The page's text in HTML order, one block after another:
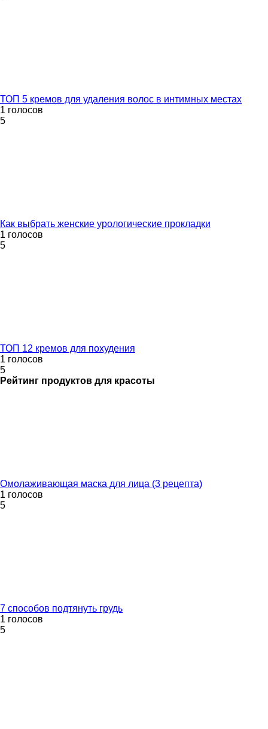
ТОП 5 кремов для удаления волос в интимных местах
1 голосов
5
Как выбрать женские урологические прокладки
1 голосов
5
ТОП 12 кремов для похудения
1 голосов
5
Рейтинг продуктов для красоты
Омолаживающая маска для лица (3 рецепта)
1 голосов
5
7 способов подтянуть грудь
1 голосов
5